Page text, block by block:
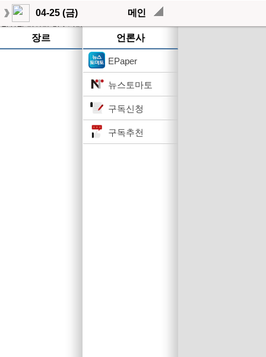
04-25 (금) 메인
장르 언론사
EPaper
뉴스토마토
구독신청
구독추천
작성된 기사가 없습니다.